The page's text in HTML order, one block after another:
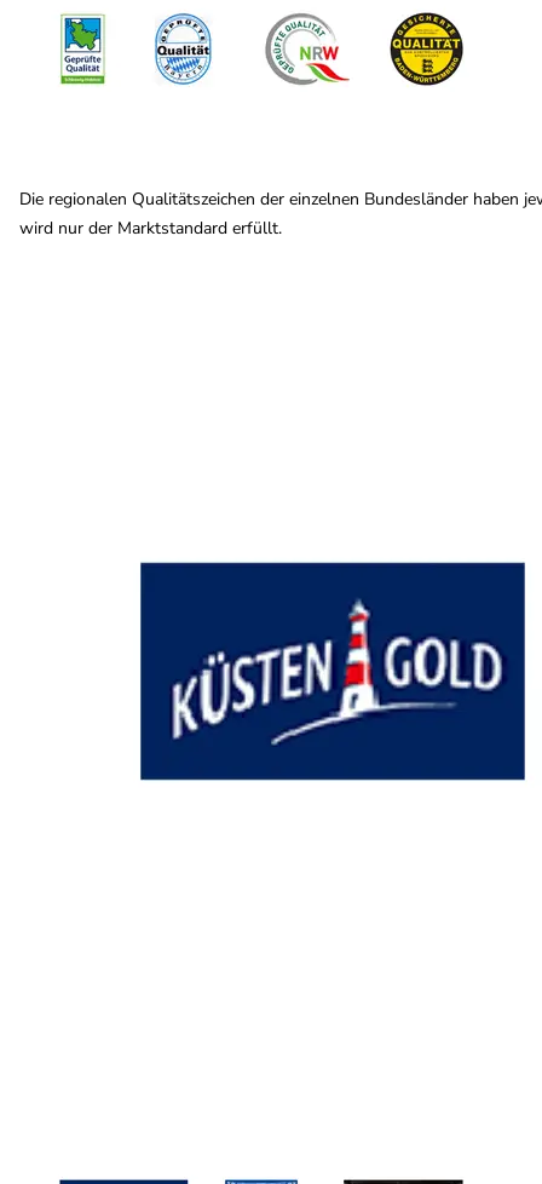
Die regionalen Qualitätszeichen der einzelnen Bundesländer
wird nur der Marktstandard erfüllt.